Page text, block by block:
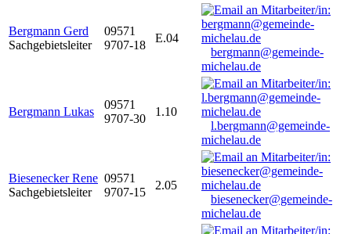
Bergmann Gerd
Sachgebietsleiter
09571
9707-18
E.04
bergmann@gemeinde-
michelau.de
Bergmann Lukas
09571
9707-30
1.10
l.bergmann@gemeinde-
michelau.de
Biesenecker Rene
Sachgebietsleiter
09571
9707-15
2.05
biesenecker@gemeinde-
michelau.de